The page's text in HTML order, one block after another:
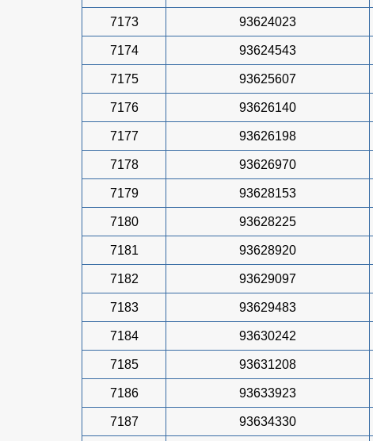
7173 93624023
7174 93624543
7175 93625607
7176 93626140
7177 93626198
7178 93626970
7179 93628153
7180 93628225
7181 93628920
7182 93629097
7183 93629483
7184 93630242
7185 93631208
7186 93633923
7187 93634330